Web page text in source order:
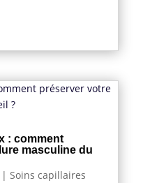
: comment
masculine du
| Soins capillaires